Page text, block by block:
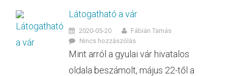
Látogatható a vár
2020-05-20
Fábián Tamás
Nincs hozzászólás
Mint arról a gyulai vár hivatalos
oldala beszámolt, május 22-től a